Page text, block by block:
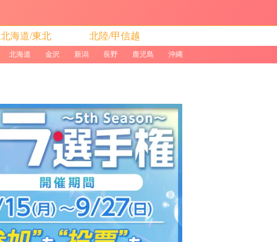
北海道/東北 北陸/甲信越
北海道 金沢 新潟 長野 鹿児島 沖縄